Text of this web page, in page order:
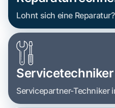
Lohnt sich eine Reparatur?
Servicetechniker
Servicepartner-Techniker